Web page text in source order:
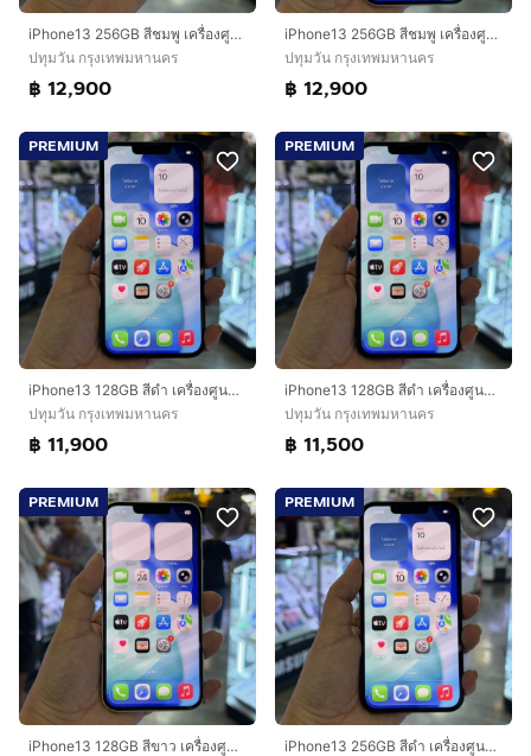
iPhone13 256GB สีชมพู เครื่องศูนย์ โมเดลTH สภาพสวยมากๆ🔥🔥
ปทุมวัน กรุงเทพมหานคร
฿ 12,900
iPhone13 256GB สีชมพู เครื่องศูนย์ โมเดลTH สภาพสวยมากๆ สุขภาพแบต86%🔥🔥
ปทุมวัน กรุงเทพมหานคร
฿ 12,900
PREMIUM
iPhone13 128GB สีดำ เครื่องศูนย์ โมเดลTH สภาพสวยมากๆ🔥🔥
ปทุมวัน กรุงเทพมหานคร
฿ 11,900
PREMIUM
iPhone13 128GB สีดำ เครื่องศูนย์ โมเดลTH สภาพสวยมากๆ🔥🔥
ปทุมวัน กรุงเทพมหานคร
฿ 11,500
PREMIUM
iPhone13 128GB สีขาว เครื่องศูนย์ โมเดลTH สภาพสวยมากๆ🔥🔥
PREMIUM
iPhone13 256GB สีดำ เครื่องศูนย์ โมเดลTH สภาพสวยมาก🔥🔥